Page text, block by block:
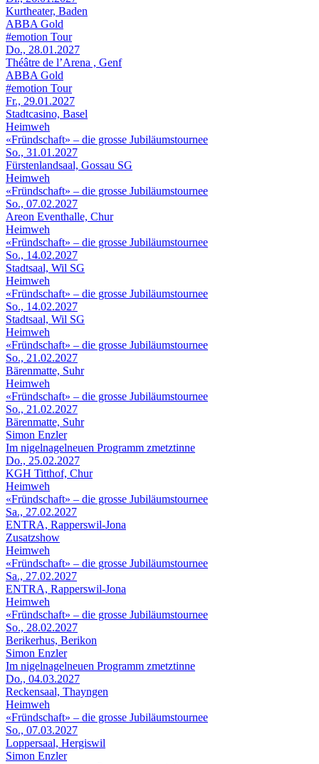
Kurtheater, Baden
ABBA Gold
#emotion Tour
Do., 28.01.2027
Théâtre de l’Arena , Genf
ABBA Gold
#emotion Tour
Fr., 29.01.2027
Stadtcasino, Basel
Heimweh
«Fründschaft» – die grosse Jubiläumstournee
So., 31.01.2027
Fürstenlandsaal, Gossau SG
Heimweh
«Fründschaft» – die grosse Jubiläumstournee
So., 07.02.2027
Areon Eventhalle, Chur
Heimweh
«Fründschaft» – die grosse Jubiläumstournee
So., 14.02.2027
Stadtsaal, Wil SG
Heimweh
«Fründschaft» – die grosse Jubiläumstournee
So., 14.02.2027
Stadtsaal, Wil SG
Heimweh
«Fründschaft» – die grosse Jubiläumstournee
So., 21.02.2027
Bärenmatte, Suhr
Heimweh
«Fründschaft» – die grosse Jubiläumstournee
So., 21.02.2027
Bärenmatte, Suhr
Simon Enzler
Im nigelnagelneuen Programm zmetztinne
Do., 25.02.2027
KGH Titthof, Chur
Heimweh
«Fründschaft» – die grosse Jubiläumstournee
Sa., 27.02.2027
ENTRA, Rapperswil-Jona
Zusatzshow
Heimweh
«Fründschaft» – die grosse Jubiläumstournee
Sa., 27.02.2027
ENTRA, Rapperswil-Jona
Heimweh
«Fründschaft» – die grosse Jubiläumstournee
So., 28.02.2027
Berikerhus, Berikon
Simon Enzler
Im nigelnagelneuen Programm zmetztinne
Do., 04.03.2027
Reckensaal, Thayngen
Heimweh
«Fründschaft» – die grosse Jubiläumstournee
So., 07.03.2027
Loppersaal, Hergiswil
Simon Enzler